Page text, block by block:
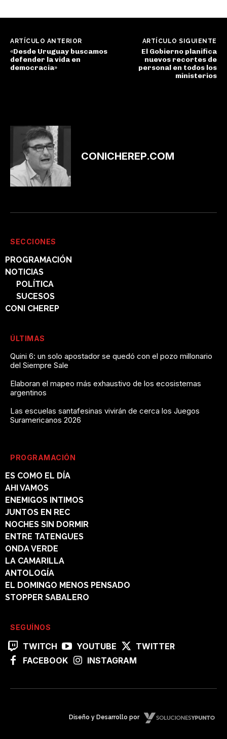
ARTÍCULO ANTERIOR
«Desde Uruguay buscamos
defender la vida en
democracia»
ARTÍCULO SIGUIENTE
El Gobierno planifica
nuevos recortes de
personal en todos los
ministerios
CONICHEREP.COM
SECCIONES
PROGRAMACIÓN
NOTICIAS
POLÍTICA
SUCESOS
CONI CHEREP
ÚLTIMAS
Quini 6: un solo apostador se quedó con el pozo millonario
del Siempre Sale
Elaboran el mapeo más exhaustivo de los ecosistemas
argentinos
Las escuelas santafesinas vivirán de cerca los Juegos
Suramericanos 2026
PROGRAMACIÓN
ES COMO EL DÍA
AHI VAMOS
ENEMIGOS INTIMOS
JUNTOS EN REC
NOCHES SIN DORMIR
ENTRE TATENGUES
ONDA VERDE
LA CAMARILLA
ANTOLOGÍA
EL DOMINGO MENOS PENSADO
STOPPER SABALERO
SEGUÍNOS
TWITCH YOUTUBE
TWITTER
FACEBOOK
INSTAGRAM
Diseño y Desarrollo por